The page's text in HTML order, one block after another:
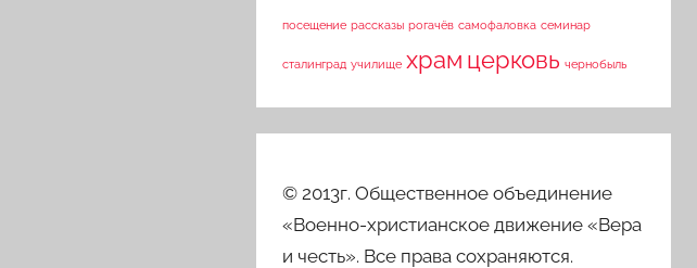
посещение рассказы рогачёв самофаловка семинар
сталинград училище храм церковь чернобыль
© 2013г. Общественное объединение
«Военно-христианское движение «Вера
и честь». Все права сохраняются.